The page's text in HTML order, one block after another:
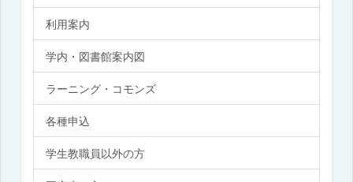
利用案内
学内・図書館案内図
ラーニング・コモンズ
各種申込
学生教職員以外の方